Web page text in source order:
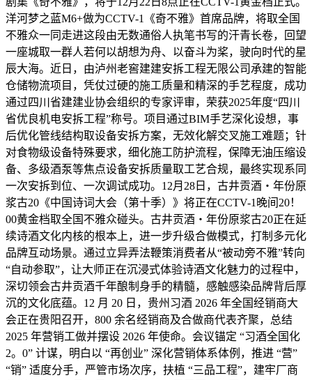
洋河梦之蓝M6+做为CCTV-1《奇不雅》首席品牌，将取全国
不雅众一同走进这段由无数通俗人执笔书写的汗青长卷，回望
一座城取一群人若何以胡想为舟、以奋斗为桨，驶向时代的星
辰大海。近日，由泸州老窖建建安拆工程无限公司承建的智能
仓储物流项目，凭仗过硬的施工质量和精深的手艺程度，成功
通过四川省建建业协会组织的专家评审，荣获2025年度“四川
省优良机电安拆工程”称号。项目通过BIM手艺深化设想，事
后优化管线结构取设备安拆方案，无效化解交叉施工难题；针
对食物级设备特殊要求，细化施工防护流程，保障无油压缩设
备、多级酒泵等焦点设备安拆质量取工艺合规，最终实现系同
一次安拆到位、一次调试成功。12月28日，古井贡酒・年份原
浆古20《中国诗词大会（第十季）》将正在CCTV-1晚间20！
00黄金档取全国不雅众碰头。古井贡酒・年份原浆古20正在延
续诗酒文化内核的根本上，进一步升级合做模式，打制多元化
品牌互动场景。通过立异弄法鞭策消费者从“被动旁不雅”转向
“自动参取”，让大师正在沉浸式体验诗酒文化魅力的过程中，
深切领会古井贡酒千年酿制身手的精髓，感触感染品牌背后厚
沉的文化底蕴。12 月 20 日，贵州习酒 2026 年全国经销商大
会正在贵阳召开，800 余名经销商及合做商代表齐聚，总结
2025 年营销工做并摆设 2026 年使命。会议锚定 “习酒全国化
2。0” 计谋，明白以 “再创业” 深化营销体系体例，推进 “营”
“销” 适度分手，严管市场次序，扶植 “三品工程”，建牢厂商